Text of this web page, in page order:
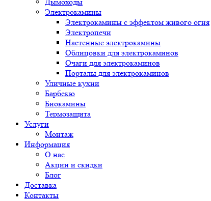
Дымоходы
Электрокамины
Электрокамины с эффектом живого огня
Электропечи
Настенные электрокамины
Облицовки для электрокаминов
Очаги для электрокаминов
Порталы для электрокаминов
Уличные кухни
Барбекю
Биокамины
Термозащита
Услуги
Монтаж
Информация
О нас
Акции и скидки
Блог
Доставка
Контакты